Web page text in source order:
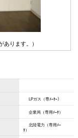
あります。）
LPガス（専ﾒｰﾀｰ）
企業局（専用ﾒｰﾀ）
北陸電力（専用ﾒｰ
ﾀ）